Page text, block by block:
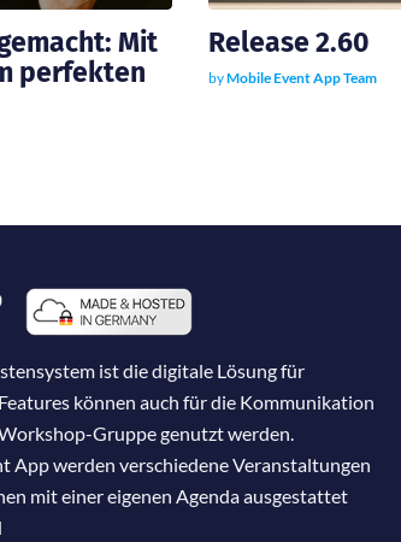
Mit
perfekten
Release 2.60
byMobile Event App Team
ist die digitale Lösung für
können auch für die Kommunikation
Gruppe genutzt werden.
werden verschiedene Veranstaltungen
mit einer eigenen Agenda ausgestattet